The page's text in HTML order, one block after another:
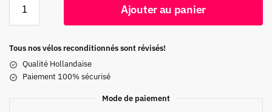
Ajouter au panier
Tous nos vélos reconditionnés sont révisés!
Qualité Hollandaise
Paiement 100% sécurisé
Mode de paiement